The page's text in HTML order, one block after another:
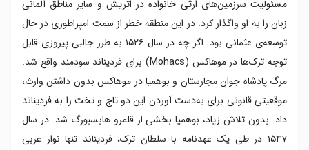
مسئولیت سرزمین‌های ارثی خانواده در اتریش و سایر مناطق آلمانی
زبان را به او واگذار کرد. در این منطقه خطر از سمت امپراطوریِ در حال
توسعه‌ی عثمانی بود. اگر چه در سال ۱۵۲۶ به طرز جالبی پیروزی قابل
توجه ترک‌ها در موهاکس (Mohacs) برای فردیناند سودمند واقع شد.
مرگ پادشاه جوان مجارستان و بوهمیا در موهاکس بدون داشتن وارث،
موقعیتی قانونی برای به‌دست آوردن این دو تاج و تخت را به فردیناند
داد. بدون تلاش زیاد، بوهمیا بخشی از قلمرو هابسبورگ شد. در سال
۱۵۴۷ در طی یک عهدنامه با سلطان ترک، فردیناند تنها نوار غربی